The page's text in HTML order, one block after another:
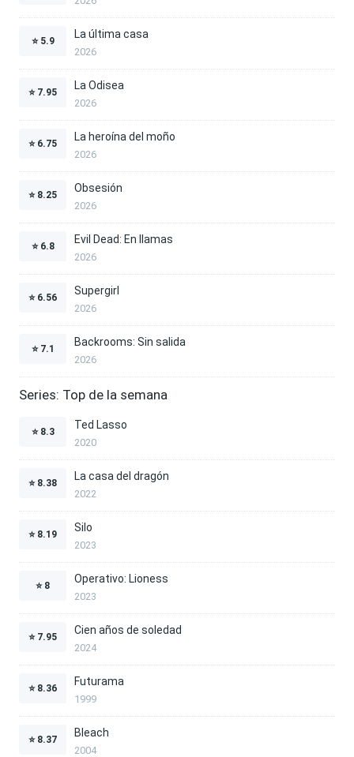
⭐ 5.9
La última casa
2026
⭐ 7.95
La Odisea
2026
⭐ 6.75
La heroína del moño
2026
⭐ 8.25
Obsesión
2026
⭐ 6.8
Evil Dead: En llamas
2026
⭐ 6.56
Supergirl
2026
⭐ 7.1
Backrooms: Sin salida
2026
Series: Top de la semana
⭐ 8.3
Ted Lasso
2020
⭐ 8.38
La casa del dragón
2022
⭐ 8.19
Silo
2023
⭐ 8
Operativo: Lioness
2023
⭐ 7.95
Cien años de soledad
2024
⭐ 8.36
Futurama
1999
⭐ 8.37
Bleach
2004